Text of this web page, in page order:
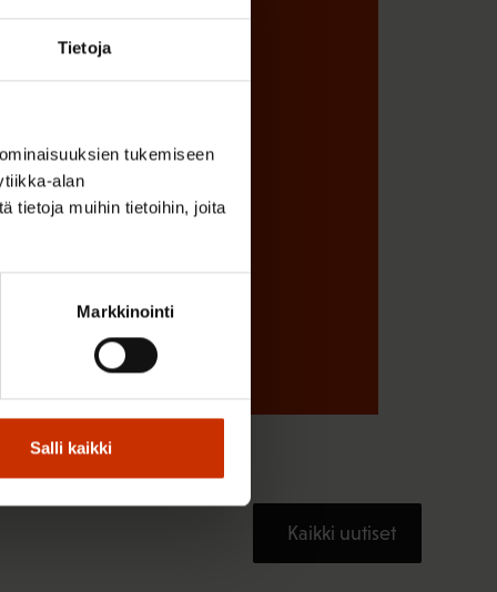
Tietoja
tukemiseen
alan
tietoja muihin tietoihin, joita
Markkinointi
Salli kaikki
Kaikki uutiset